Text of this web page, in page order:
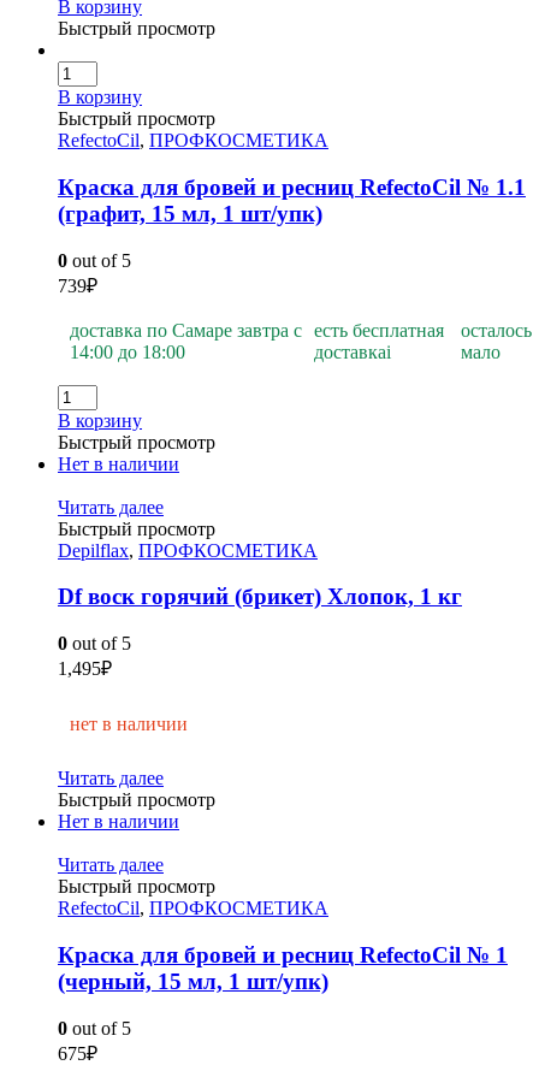
В корзину
Быстрый просмотр
В корзину
Быстрый просмотр
RefectoCil, ПРОФКОСМЕТИКА
Краска для бровей и ресниц RefectoCil № 1.1
(графит, 15 мл, 1 шт/упк)
0 out of 5
739₽
доставка по Самаре завтра с
14:00 до 18:00
есть бесплатная
доставкаi
осталось
мало
В корзину
Быстрый просмотр
Нет в наличии
Читать далее
Быстрый просмотр
Depilflax, ПРОФКОСМЕТИКА
Df воск горячий (брикет) Хлопок, 1 кг
0 out of 5
1,495₽
нет в наличии
Читать далее
Быстрый просмотр
Нет в наличии
Читать далее
Быстрый просмотр
RefectoCil, ПРОФКОСМЕТИКА
Краска для бровей и ресниц RefectoCil № 1
(черный, 15 мл, 1 шт/упк)
0 out of 5
675₽